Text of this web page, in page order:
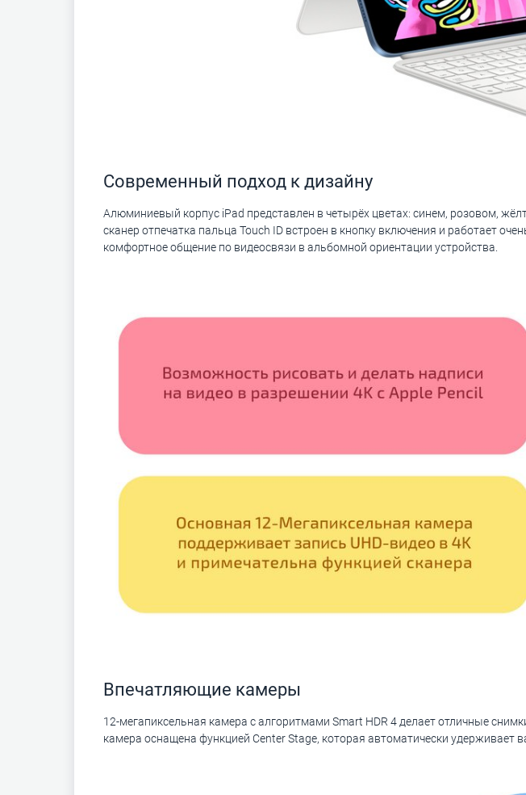
Современный подход к дизайну
Алюминиевый корпус iPad представлен в четырёх цветах: синем, розовом,
сканер отпечатка пальца Touch ID встроен в кнопку включения и работает
комфортное общение по видеосвязи в альбомной ориентации устройства.
Впечатляющие камеры
12-мегапиксельная камера с алгоритмами Smart HDR 4 делает отличные
камера оснащена функцией Center Stage, которая автоматически удерживает